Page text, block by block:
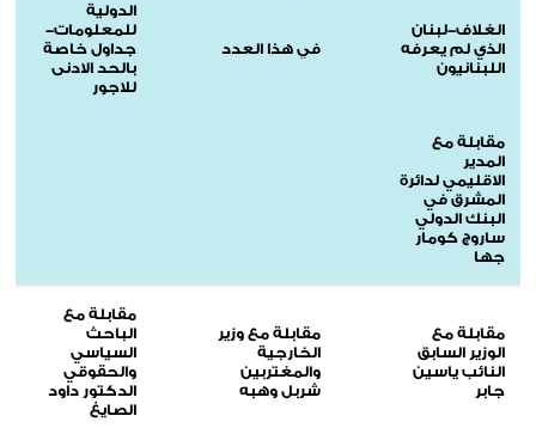
الغلاف-لبنان
الذي لم يعرفه
اللبنانيون
في هذا العدد
الدولية
للمعلومات-
جداول خاصة
بالحد الادنى
للاجور
مقابلة مع
المدير
الاقليمي لدائرة
المشرق في
البنك الدولي
ساروج كومار
جها
مقابلة مع
الوزير السابق
النائب ياسين
جابر
مقابلة مع وزير
الخارجية
والمغتربين
شربل وهبه
مقابلة مع
الباحث
السياسي
والحقوقي
الدكتور داود
الصايغ